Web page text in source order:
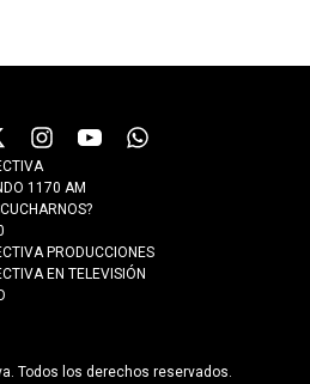
1170 AM
PRODUCCIONES
EN TELEVISIÓN
Todos los derechos reservados.